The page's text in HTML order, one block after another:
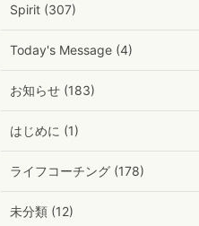
Spirit (307)
Today's Message (4)
お知らせ (183)
はじめに (1)
ライフコーチング (178)
未分類 (12)